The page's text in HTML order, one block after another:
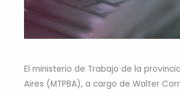
El ministerio de Trabajo de la
Aires (MTPBA), a cargo de Walter